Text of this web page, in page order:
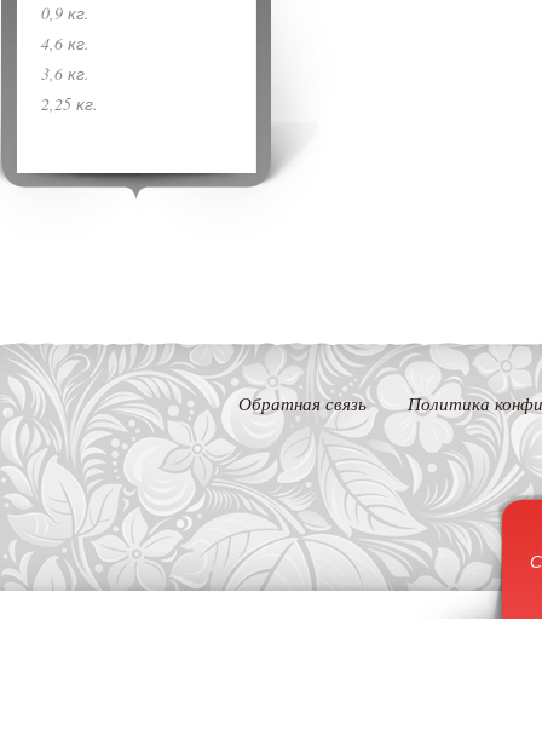
0,9 кг.
4,6 кг.
3,6 кг.
2,25 кг.
Обратная связь Политика